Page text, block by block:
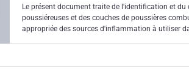
Le présent document traite de l'identification et
poussiéreuses et des couches de poussières
appropriée des sources d'inflammation à utiliser